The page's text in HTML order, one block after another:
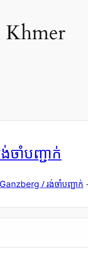
ចាំបញ្ជាក់
Ganzberg / រង់ចាំបញ្ជាក់ ·